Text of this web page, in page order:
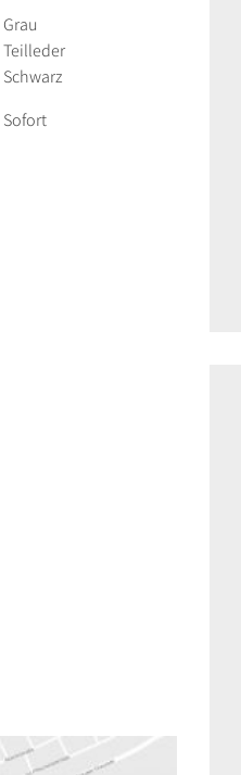
Grau
Teilleder
Schwarz
Sofort